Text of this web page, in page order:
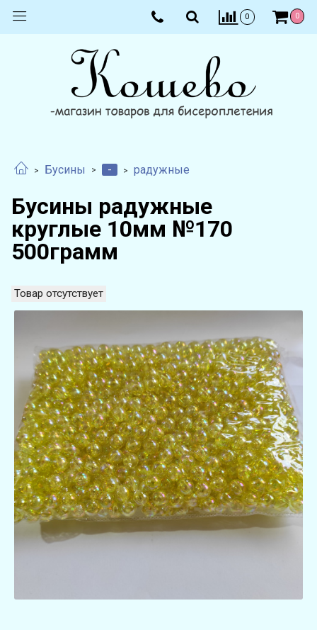
0 0
Бусины - радужные
Бусины радужные
круглые 10мм №170
500грамм
Товар отсутствует